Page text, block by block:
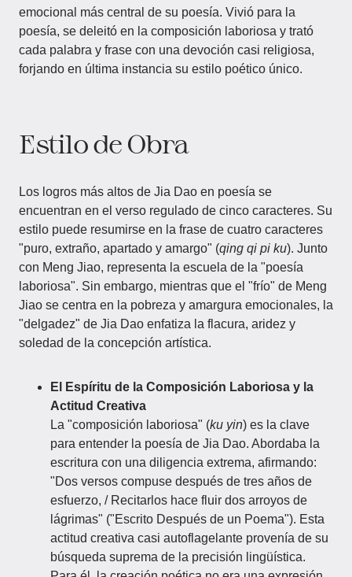
emocional más central de su poesía. Vivió para la
poesía, se deleitó en la composición laboriosa y trató
cada palabra y frase con una devoción casi religiosa,
forjando en última instancia su estilo poético único.
Estilo de Obra
Los logros más altos de Jia Dao en poesía se
encuentran en el verso regulado de cinco caracteres. Su
estilo puede resumirse en la frase de cuatro caracteres
"puro, extraño, apartado y amargo" (qing qi pi ku). Junto
con Meng Jiao, representa la escuela de la "poesía
laboriosa". Sin embargo, mientras que el "frío" de Meng
Jiao se centra en la pobreza y amargura emocionales, la
"delgadez" de Jia Dao enfatiza la flacura, aridez y
soledad de la concepción artística.
El Espíritu de la Composición Laboriosa y la
Actitud Creativa
La "composición laboriosa" (ku yin) es la clave
para entender la poesía de Jia Dao. Abordaba la
escritura con una diligencia extrema, afirmando:
"Dos versos compuse después de tres años de
esfuerzo, / Recitarlos hace fluir dos arroyos de
lágrimas" ("Escrito Después de un Poema"). Esta
actitud creativa casi autoflagelante provenía de su
búsqueda suprema de la precisión lingüística.